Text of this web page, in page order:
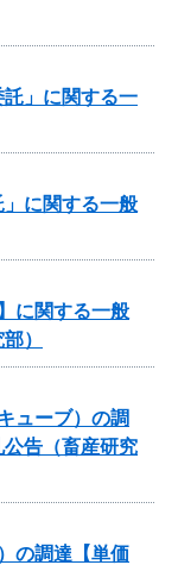
託」に関する一
」に関する一般
に関する一般
）
ューブ）の調
告（畜産研究
の調達【単価